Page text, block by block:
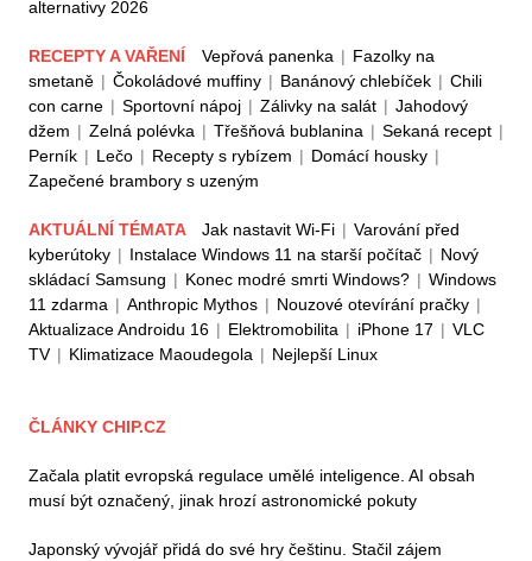
alternativy 2026
RECEPTY A VAŘENÍ Vepřová panenka | Fazolky na
smetaně | Čokoládové muffiny | Banánový chlebíček | Chili
con carne | Sportovní nápoj | Zálivky na salát | Jahodový
džem | Zelná polévka | Třešňová bublanina | Sekaná recept |
Perník | Lečo | Recepty s rybízem | Domácí housky |
Zapečené brambory s uzeným
AKTUÁLNÍ TÉMATA Jak nastavit Wi-Fi | Varování před
kyberútoky | Instalace Windows 11 na starší počítač | Nový
skládací Samsung | Konec modré smrti Windows? | Windows
11 zdarma | Anthropic Mythos | Nouzové otevírání pračky |
Aktualizace Androidu 16 | Elektromobilita | iPhone 17 | VLC
TV | Klimatizace Maoudegola | Nejlepší Linux
ČLÁNKY CHIP.CZ
Začala platit evropská regulace umělé inteligence. AI obsah
musí být označený, jinak hrozí astronomické pokuty
Japonský vývojář přidá do své hry češtinu. Stačil zájem